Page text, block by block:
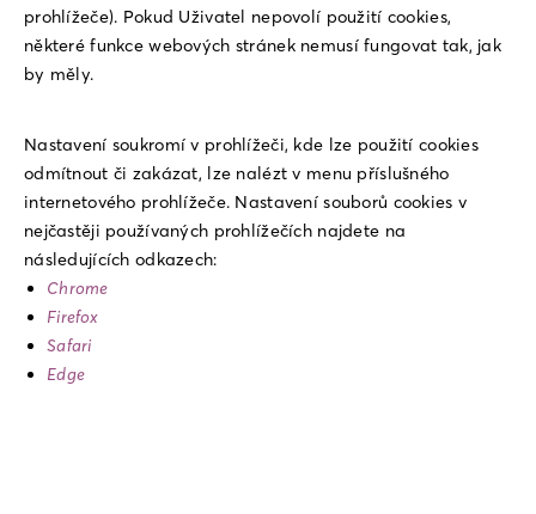
prohlížeče). Pokud Uživatel nepovolí použití cookies,
některé funkce webových stránek nemusí fungovat tak, jak
by měly.
Nastavení soukromí v prohlížeči, kde lze použití cookies
odmítnout či zakázat, lze nalézt v menu příslušného
internetového prohlížeče. Nastavení souborů cookies v
nejčastěji používaných prohlížečích najdete na
následujících odkazech:
Chrome
Firefox
Safari
Edge